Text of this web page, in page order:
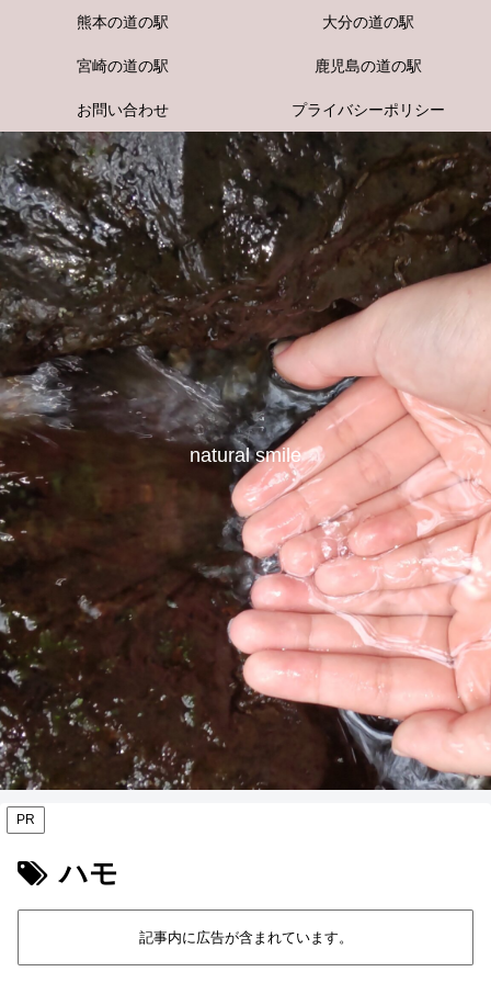
natural smile
熊本の道の駅 大分の道の駅
宮崎の道の駅 鹿児島の道の駅
お問い合わせ プライバシーポリシー
PR
ハモ
記事内に広告が含まれています。